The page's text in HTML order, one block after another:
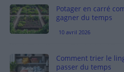
Potager en carré
gagner du temps
10 avril 2026
Comment trier le
passer du temps